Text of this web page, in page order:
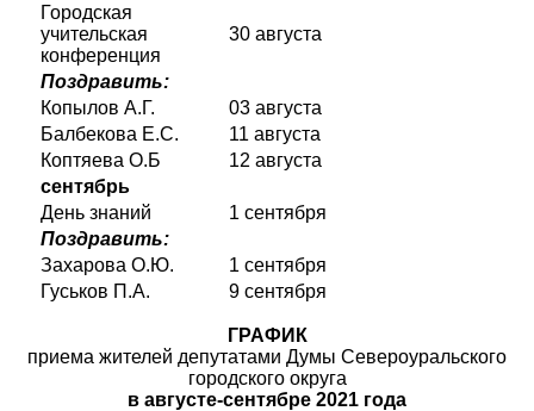
Городская
учительская
конференция
30 августа
Поздравить:
Копылов А.Г.
03 августа
Балбекова Е.С.
11 августа
Коптяева О.Б
12 августа
сентябрь
День знаний
1 сентября
Поздравить:
Захарова О.Ю.
1 сентября
Гуськов П.А.
9 сентября
ГРАФИК
приема жителей депутатами Думы Североуральского
городского округа
в августе-сентябре 2021 года